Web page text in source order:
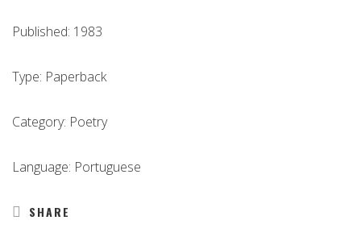
Published: 1983
Type: Paperback
Category: Poetry
Language: Portuguese
SHARE